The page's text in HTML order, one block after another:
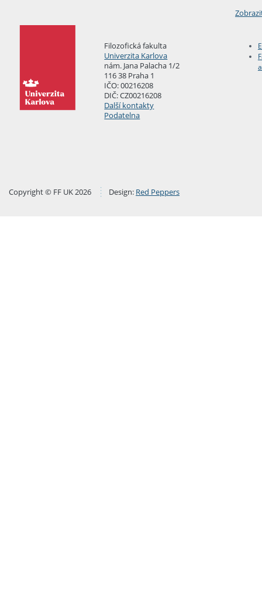
Filozofická fakulta
Univerzita Karlova
nám. Jana Palacha 1/2
116 38 Praha 1
IČO: 00216208
DIČ: CZ00216208
Další kontakty
Podatelna
Copyright © FF UK 2026 Design: Red Peppers